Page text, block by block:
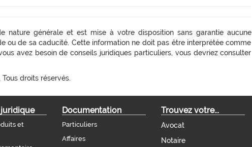
nature générale et est mise à votre disposition sans garantie aucune
ou de sa caducité. Cette information ne doit pas être interprétée comme
avez besoin de conseils juridiques particuliers, vous devriez consulter
droits réservés.
et
Documentation
Particuliers
Affaires
Trouvez votre...
Avocat
Notaire